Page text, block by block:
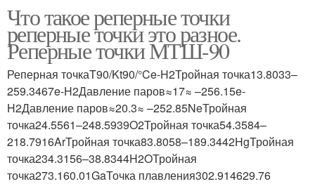
Что такое реперные точки
реперные точки это разное.
Реперные точки МТШ-90
Реперная точкаT90/Kt90/°Ce-H2Тройная точка13.8033–
259.3467e-H2Давление паров≈17≈ –256.15e-
H2Давление паров≈20.3≈ –252.85NeТройная
точка24.5561–248.5939O2Тройная точка54.3584–
218.7916ArТройная точка83.8058–189.3442HgТройная
точка234.3156–38.8344H2OТройная
точка273.160.01GaТочка плавления302.914629.76